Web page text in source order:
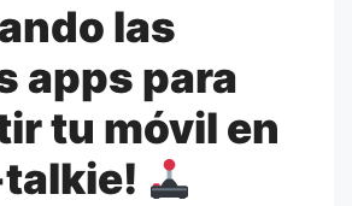
las
apps para
tu móvil en